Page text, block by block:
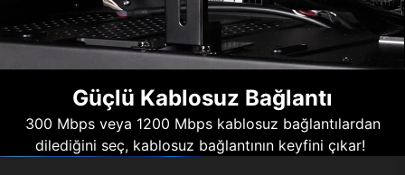
Güçlü Kablosuz Bağlantı
300 Mbps veya 1200 Mbps kablosuz bağlantılardan
dilediğini seç, kablosuz bağlantının keyfini çıkar!